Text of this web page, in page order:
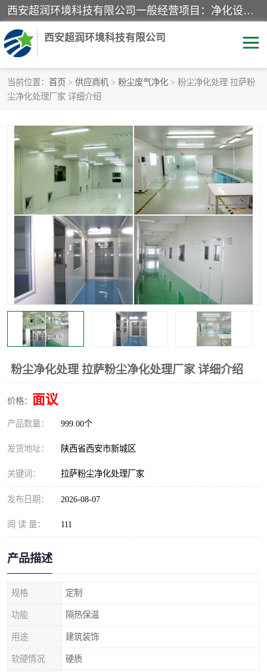
西安超润环境科技有限公司一般经营项目：净化设备、厨房设备、五金机电设备、不锈钢制品、彩钢夹心板、水处理设备的研发、销售；空气净化设备、办公设备、通风设备、建筑材料、金属材料的销售；净化工程、钢结构工程、机电设备工程的设计与施工及技术咨询服务；货物及技术的进出口的业务经营。
西安超润环境科技有限公司
当前位置： 首页 > 供应商机 > 粉尘废气净化 > 粉尘净化处理 拉萨粉
尘净化处理厂家 详细介绍
粉尘净化处理 拉萨粉尘净化处理厂家 详细介绍
价格： 面议
产品数量： 999.00个
发货地址： 陕西省西安市新城区
关键词： 拉萨粉尘净化处理厂家
发布日期： 2026-08-07
阅 读 量： 111
产品描述
规格 定制
功能 隔热保温
用途 建筑装饰
软硬情况 硬质
洁净手术室
粉尘废气净化 洁净室工程
净化车间工程 GMP车间